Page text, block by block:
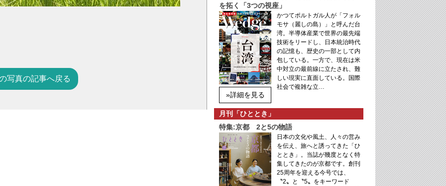
写真の記事へ戻る
を拓く「3つの視座」
»詳細を見る
かつてポルトガル人が「フォル
モサ（麗しの島）」と呼んだ台
湾。半導体産業で世界の最先端
技術をリードし、日本統治時代
の記憶も、歴史の一部として内
包している。一方で、現在は米
中対立の最前線に立たされ、難
しい現実に直面している。国際
社会で複雑な立…
月刊「ひととき」
特集:京都 2と5の物語
日本の文化や風土、人々の営み
を伝え、旅へと誘ってきた「ひ
ととき」。当誌が幾度となく特
集してきたのが京都です。創刊
25周年を迎える今号では、
〝2〟と〝5〟をキーワード